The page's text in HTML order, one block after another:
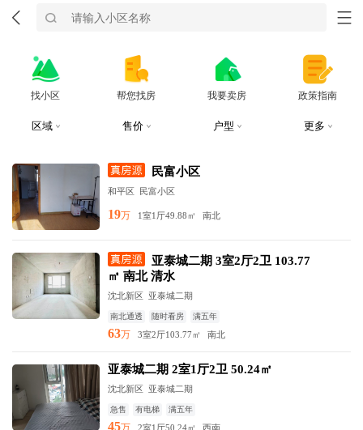
找小区 帮您找房 我要卖房 政策指南
区域 售价 户型 更多
民富小区
和平区 民富小区
19万 1室1厅49.88㎡ 南北
亚泰城二期 3室2厅2卫 103.77
㎡ 南北 清水
沈北新区 亚泰城二期
南北通透 随时看房 满五年
63万 3室2厅103.77㎡ 南北
亚泰城二期 2室1厅2卫 50.24㎡
沈北新区 亚泰城二期
急售 有电梯 满五年
45万 2室1厅50.24㎡ 西南